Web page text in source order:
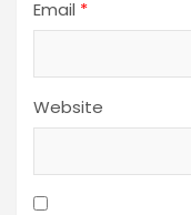
Email *
Website